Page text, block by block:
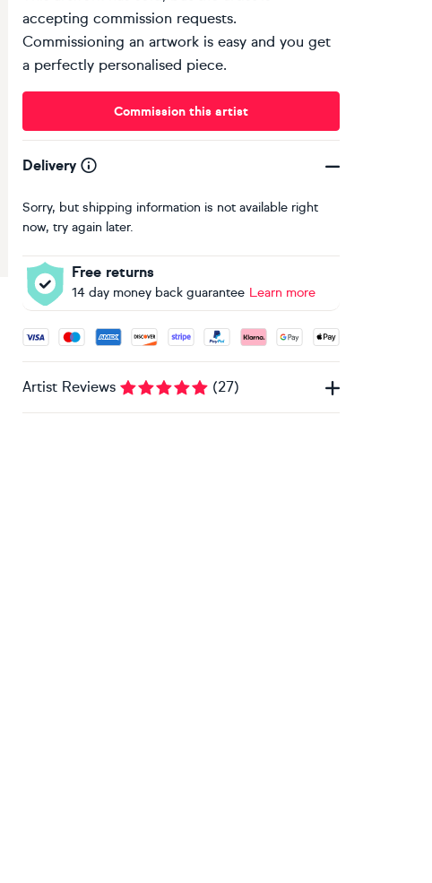
accepting commission requests.
Commissioning an artwork is easy and you get
a perfectly personalised piece.
Commission this artist
Delivery
Sorry, but shipping information is not available right
now, try again later.
Free returns
14 day money back guarantee Learn more
Accepted payment methods: Visa, Maestro, American
Artist Reviews (27)